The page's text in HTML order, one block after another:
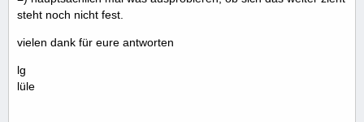
steht noch nicht fest.
vielen dank für eure antworten
lg
lüle